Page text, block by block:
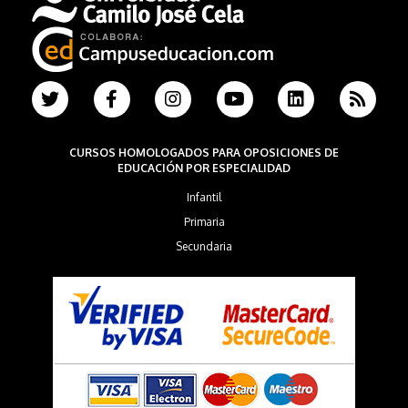
CURSOS HOMOLOGADOS PARA OPOSICIONES DE
EDUCACIÓN POR ESPECIALIDAD
Infantil
Primaria
Secundaria